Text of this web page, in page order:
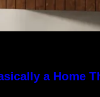
a Home